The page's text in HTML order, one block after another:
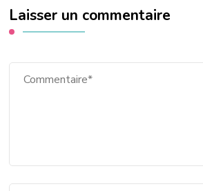
Laisser un commentaire